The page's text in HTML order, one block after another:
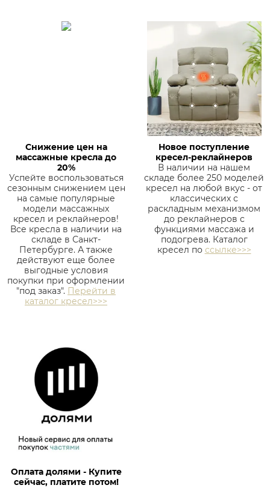
Снижение цен на
массажные кресла до
20%
Успейте воспользоваться
сезонным снижением цен
на самые популярные
модели массажных
кресел и реклайнеров!
Все кресла в наличии на
складе в Санкт-
Петербурге. А также
действуют еще более
выгодные условия
покупки при оформлении
"под заказ". Перейти в
каталог кресел>>>
Новое поступление
кресел-реклайнеров
В наличии на нашем
складе более 250 моделей
кресел на любой вкус - от
классических с
раскладным механизмом
до реклайнеров с
функциями массажа и
подогрева. Каталог
кресел по ссылке>>>
Оплата долями - Купите
сейчас, платите потом!